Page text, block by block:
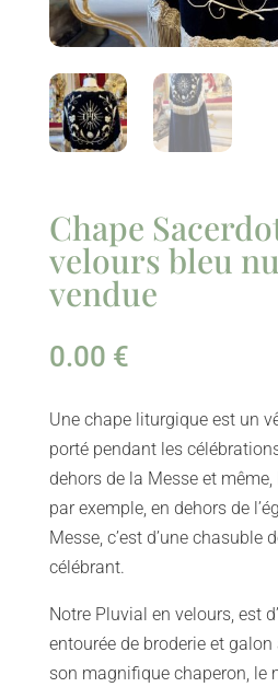
Chape
velours bleu
vendue
0.00 €
Une chape liturgique est un
porté pendant les
dehors de la Messe et
par exemple, en dehors de
Messe, c’est d’une chasuble
célébrant.
Notre Pluvial en velours, est
entourée de broderie et
son magnifique chaperon, le